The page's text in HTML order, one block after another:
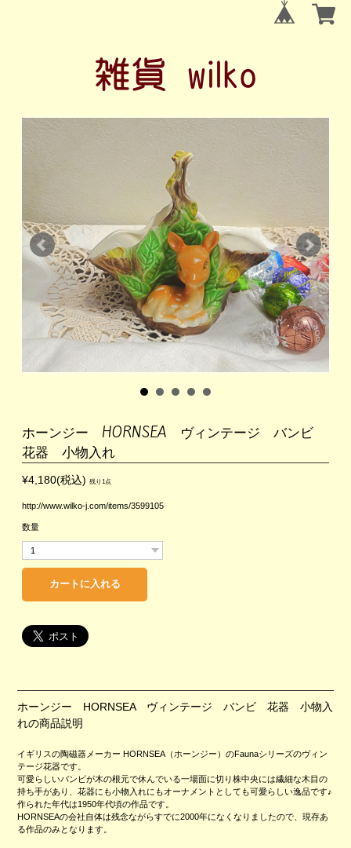
ホーンジー HORNSEA ヴィンテージ バンビ
花器 小物入れ
¥4,180(税込) 残り1点
http://www.wilko-j.com/items/3599105
数量
ホーンジー HORNSEA ヴィンテージ バンビ 花器 小物入
れの商品説明
イギリスの陶磁器メーカー HORNSEA（ホーンジー）のFaunaシリーズのヴィン
テージ花器です。
可愛らしいバンビが木の根元で休んでいる一場面に切り株中央には繊細な木目の
持ち手があり、花器にも小物入れにもオーナメントとしても可愛らしい逸品です♪
作られた年代は1950年代頃の作品です。
HORNSEAの会社自体は残念ながらすでに2000年になくなりましたので、現存あ
る作品のみとなります。